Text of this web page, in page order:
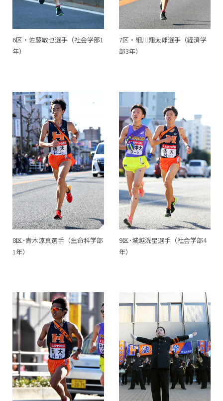
6区・佐藤敏也選手（社会学部1
年）
7区・細川翔太郎選手（経済学
部3年）
8区･青木涼真選手（生命科学部
1年）
9区･城越洸星選手（社会学部4
年）